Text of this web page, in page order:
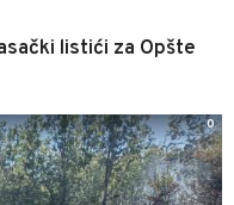
listići za Opšte
0